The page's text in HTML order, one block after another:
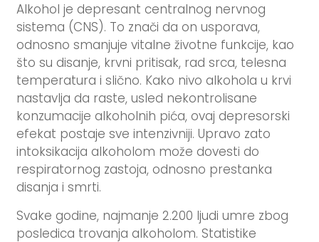
Alkohol je depresant centralnog nervnog
sistema (CNS). To znači da on usporava,
odnosno smanjuje vitalne životne funkcije, kao
što su disanje, krvni pritisak, rad srca, telesna
temperatura i slično. Kako nivo alkohola u krvi
nastavlja da raste, usled nekontrolisane
konzumacije alkoholnih pića, ovaj depresorski
efekat postaje sve intenzivniji. Upravo zato
intoksikacija alkoholom može dovesti do
respiratornog zastoja, odnosno prestanka
disanja i smrti.
Svake godine, najmanje 2.200 ljudi umre zbog
posledica trovanja alkoholom. Statistike